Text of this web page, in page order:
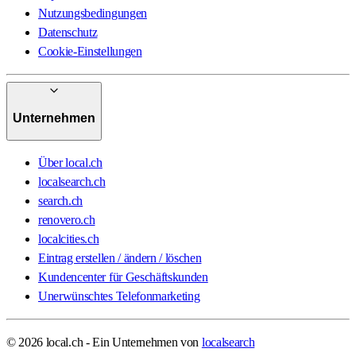
Nutzungsbedingungen
Datenschutz
Cookie-Einstellungen
Unternehmen
Über local.ch
localsearch.ch
search.ch
renovero.ch
localcities.ch
Eintrag erstellen / ändern / löschen
Kundencenter für Geschäftskunden
Unerwünschtes Telefonmarketing
© 2026 local.ch - Ein Unternehmen von localsearch